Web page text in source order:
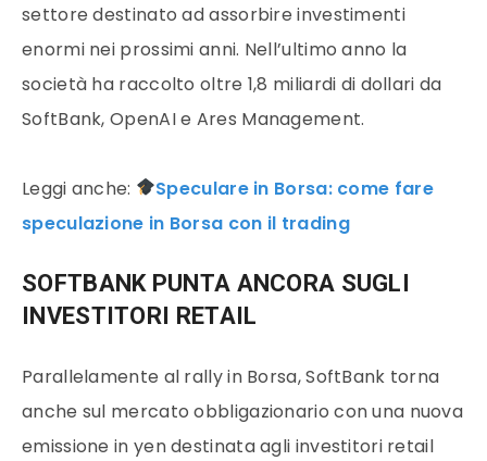
settore destinato ad assorbire investimenti
enormi nei prossimi anni. Nell’ultimo anno la
società ha raccolto oltre 1,8 miliardi di dollari da
SoftBank, OpenAI e Ares Management.
Leggi anche:
Speculare in Borsa: come fare
speculazione in Borsa con il trading
SOFTBANK PUNTA ANCORA SUGLI
INVESTITORI RETAIL
Parallelamente al rally in Borsa, SoftBank torna
anche sul mercato obbligazionario con una nuova
emissione in yen destinata agli investitori retail